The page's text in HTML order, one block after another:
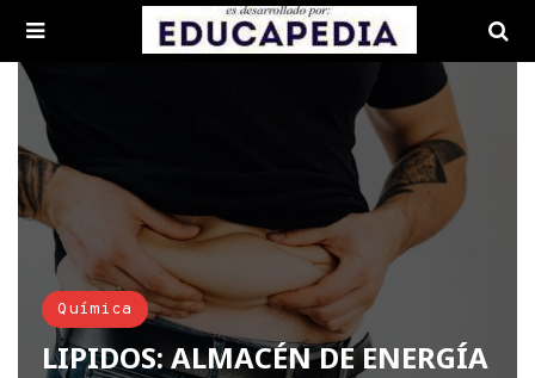
Química
LIPIDOS: ALMACÉN DE ENERGÍA